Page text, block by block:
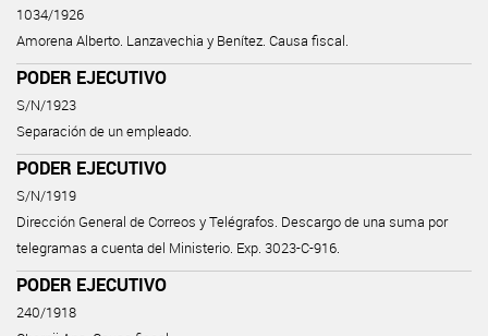
1034/1926
Amorena Alberto. Lanzavechia y Benítez. Causa fiscal.
PODER EJECUTIVO
S/N/1923
Separación de un empleado.
PODER EJECUTIVO
S/N/1919
Dirección General de Correos y Telégrafos. Descargo de una suma por
telegramas a cuenta del Ministerio. Exp. 3023-C-916.
PODER EJECUTIVO
240/1918